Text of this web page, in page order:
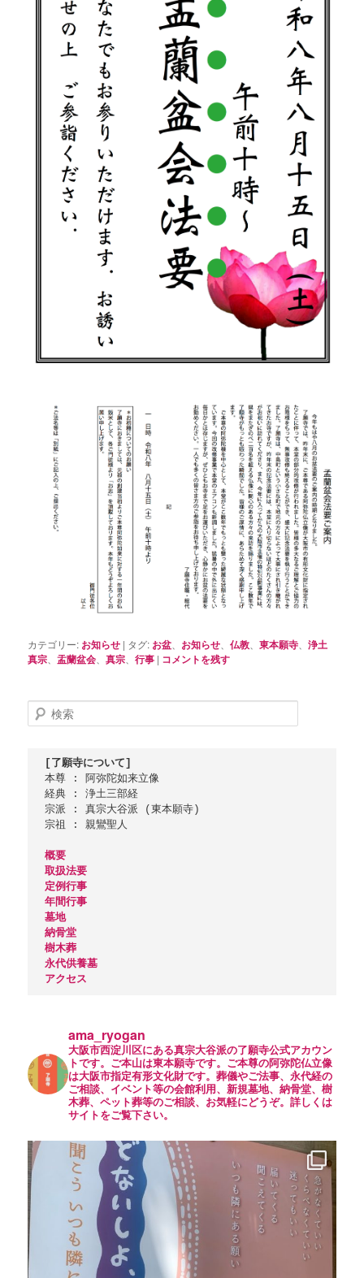
カテゴリー: お知らせ | タグ: お盆 お知らせ 、仏教 、東本願寺 、浄土
真宗 、盂蘭盆会 、真宗 、行事 | コメントを残す
検
索
[了願寺について]
本尊 : 阿弥陀如来立像
経典 : 浄土三部経
宗派 : 真宗大谷派 (東本願寺)
宗祖 : 親鸞聖人
概要
取扱法要
定例行事
年間行事
墓地
納骨堂
樹木葬
永代供養墓
アクセス
ama_ryogan
大阪市西淀川区にある真宗大谷派の了願寺公式アカウン
トです。ご本山は東本願寺です。ご本尊の阿弥陀仏立像
は大阪市指定有形文化財です。葬儀やご法事、永代経の
ご相談、イベント等の会館利用、新規墓地、納骨堂、樹
木葬、ペット葬等のご相談、お気軽にどうぞ。詳しくは
サイトをご覧下さい。